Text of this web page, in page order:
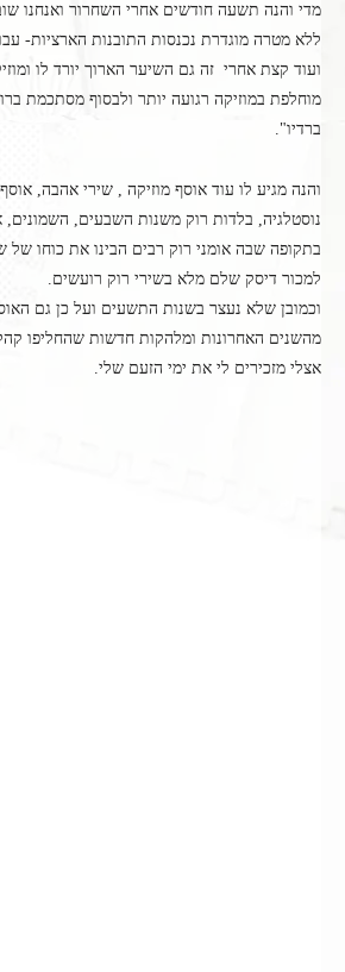
מדי והנה תשעה חודשים אחרי השחרור ואנחנו
ללא מטרה מוגדרת נכנסות התובנות הארציות-
ועוד קצת אחרי זה גם השיער הארוך יורד לו
מוחלפת במוזיקה רגועה יותר ולבסוף מסתכמת
ברדיו".
והנה מגיע לו עוד אוסף מוזיקה , שירי אהבה,
נוסטלגיה, בלדות רוק משנות השבעים,
בתקופה שבה אומני רוק רבים הבינו את כוחו
למכור דיסק שלם מלא בשירי רוק רועשים.
וכמובן שלא נעצר בשנות התשעים ועל כן גם
מהשנים האחרונות ומלהקות חדשות שהחליפו קהל
אצלי מזכירים לי את ימי הזעם שלי.